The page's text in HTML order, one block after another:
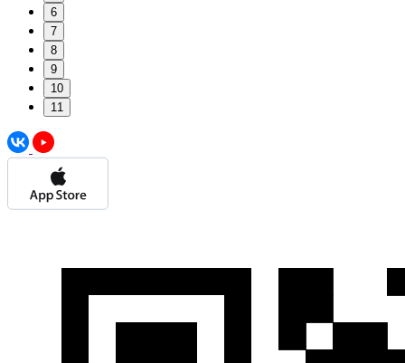
6
7
8
9
10
11